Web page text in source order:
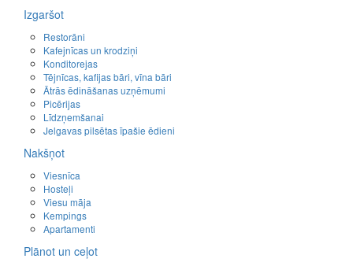
Izgaršot
Restorāni
Kafejnīcas un krodziņi
Konditorejas
Tējnīcas, kafijas bāri, vīna bāri
Ātrās ēdināšanas uzņēmumi
Picērijas
Līdzņemšanai
Jelgavas pilsētas īpašie ēdieni
Nakšņot
Viesnīca
Hosteļi
Viesu māja
Kempings
Apartamenti
Plānot un ceļot